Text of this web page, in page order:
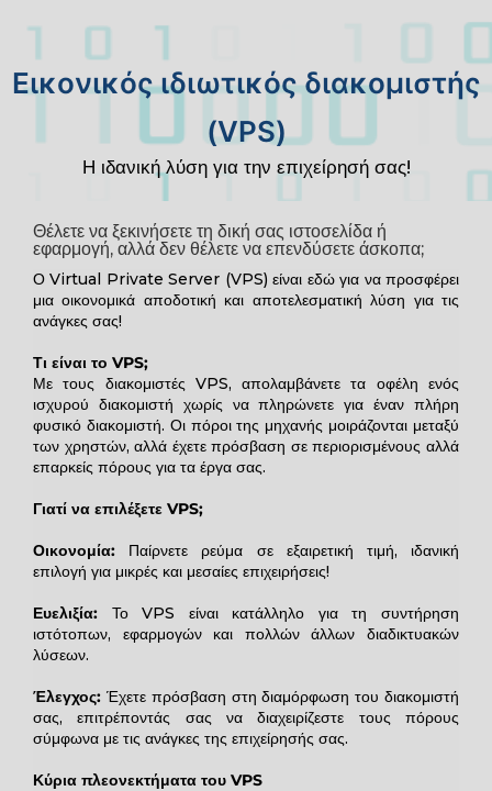
Εικονικός ιδιωτικός διακομιστής
(VPS)
Η ιδανική λύση για την επιχείρησή σας!
Θέλετε να ξεκινήσετε τη δική σας ιστοσελίδα ή
εφαρμογή, αλλά δεν θέλετε να επενδύσετε άσκοπα;
Ο Virtual Private Server (VPS) είναι εδώ για να προσφέρει
μια οικονομικά αποδοτική και αποτελεσματική λύση για τις
ανάγκες σας!
Τι είναι το VPS;
Με τους διακομιστές VPS, απολαμβάνετε τα οφέλη ενός
ισχυρού διακομιστή χωρίς να πληρώνετε για έναν πλήρη
φυσικό διακομιστή. Οι πόροι της μηχανής μοιράζονται μεταξύ
των χρηστών, αλλά έχετε πρόσβαση σε περιορισμένους αλλά
επαρκείς πόρους για τα έργα σας.
Γιατί να επιλέξετε VPS;
Οικονομία: Παίρνετε ρεύμα σε εξαιρετική τιμή, ιδανική
επιλογή για μικρές και μεσαίες επιχειρήσεις!
Ευελιξία: Το VPS είναι κατάλληλο για τη συντήρηση
ιστότοπων, εφαρμογών και πολλών άλλων διαδικτυακών
λύσεων.
Έλεγχος: Έχετε πρόσβαση στη διαμόρφωση του διακομιστή
σας, επιτρέποντάς σας να διαχειρίζεστε τους πόρους
σύμφωνα με τις ανάγκες της επιχείρησής σας.
Κύρια πλεονεκτήματα του VPS